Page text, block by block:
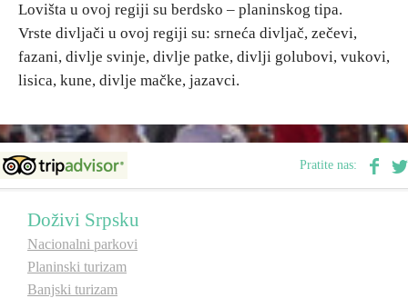
Multimedija
E-Brochure
Otkrij Srpsku
Lovišta u ovoj regiji su berdsko – planinskog tipa.
Vrste divljači u ovoj regiji su: srneća divljač, zečevi,
fazani, divlje svinje, divlje patke, divlji golubovi, vukovi,
lisica, kune, divlje mačke, jazavci.
Pratite nas:
Doživi Srpsku
Nacionalni parkovi
Planinski turizam
Banjski turizam